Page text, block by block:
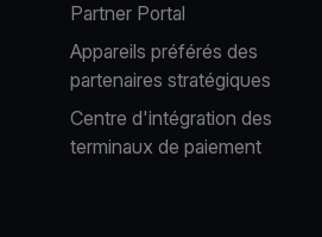
Partner Portal
Appareils préférés des
partenaires stratégiques
Centre d'intégration des
terminaux de paiement